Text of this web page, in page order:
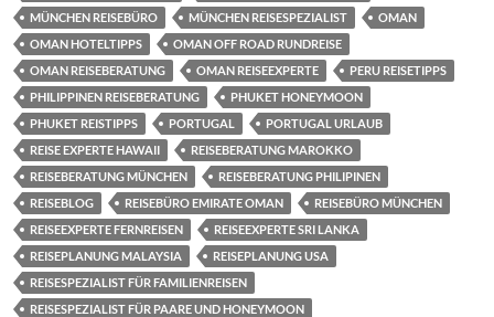
MÜNCHEN REISEBÜRO
MÜNCHEN REISESPEZIALIST
OMAN
OMAN HOTELTIPPS
OMAN OFF ROAD RUNDREISE
OMAN REISEBERATUNG
OMAN REISEEXPERTE
PERU REISETIPPS
PHILIPPINEN REISEBERATUNG
PHUKET HONEYMOON
PHUKET REISTIPPS
PORTUGAL
PORTUGAL URLAUB
REISE EXPERTE HAWAII
REISEBERATUNG MAROKKO
REISEBERATUNG MÜNCHEN
REISEBERATUNG PHILIPINEN
REISEBLOG
REISEBÜRO EMIRATE OMAN
REISEBÜRO MÜNCHEN
REISEEXPERTE FERNREISEN
REISEEXPERTE SRI LANKA
REISEPLANUNG MALAYSIA
REISEPLANUNG USA
REISESPEZIALIST FÜR FAMILIENREISEN
REISESPEZIALIST FÜR PAARE UND HONEYMOON